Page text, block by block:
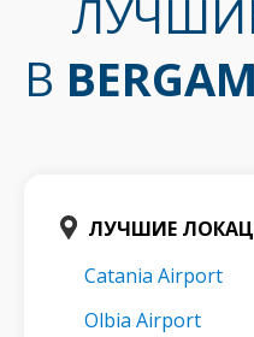
В
ЛУЧШИЕ
Catania Airport
Olbia Airport